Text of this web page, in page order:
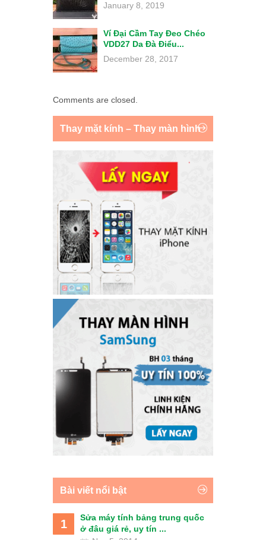
January 8, 2019
Ví Đại Cầm Tay Đeo Chéo
VDD27 Da Đà Điểu...
December 28, 2017
Comments are closed.
Thay mặt kính – Thay màn hình
Bài viết nổi bật
1
Sửa máy tính bảng trung quốc
ở đâu giá rẻ, uy tín ...